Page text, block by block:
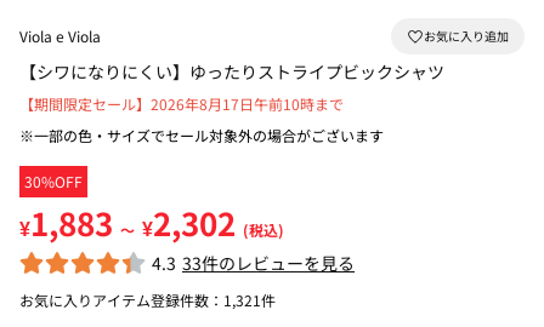
Viola e Viola
【シワになりにくい】ゆったりストライプビックシャツ
30%OFF
【期間限定セール】2026年8月17日午前10時まで
※一部の色・サイズでセール対象外の場合がございます
¥1,883 ～ ¥2,302 (税込)
4.3 33件のレビューを見る
お気に入りアイテム登録件数： 1,321件